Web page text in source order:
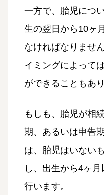
一方で、胎児につ
生の翌日から10ヶ
なければなりませ
イミングによって
ができることもあ
もしも、胎児が相
期、あるいは申告
は、胎児はいない
し、出生から4ヶ
行います。